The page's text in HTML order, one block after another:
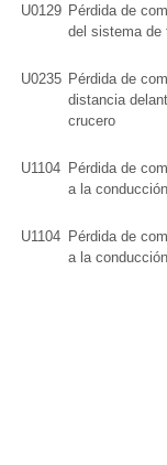
U0129 Pérdida de
del sistema de
U0235 Pérdida de
distancia
crucero
U1104 Pérdida de
a la conducción
U1104 Pérdida de
a la conducción